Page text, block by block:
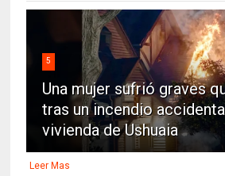
5
Una mujer sufrió graves
tras un incendio
vivienda de Ushuaia
Leer Mas